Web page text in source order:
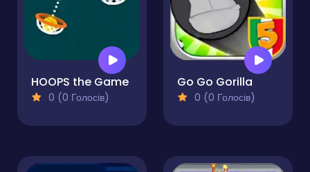
HOOPS the Game
0 (0 Голосів)
Go Go Gorilla
0 (0 Голосів)